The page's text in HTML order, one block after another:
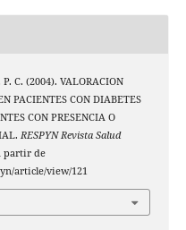
C. (2004). VALORACION
PACIENTES CON DIABETES
CON PRESENCIA O
RESPYN Revista Salud
partir de
article/view/121